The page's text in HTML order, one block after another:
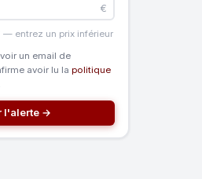
€
— entrez un prix inférieur
un email de
avoir lu la politique
l'alerte →